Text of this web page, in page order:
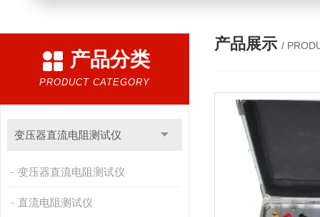
产品展示 /
产品分类
PRODUCT CATEGORY
变压器直流电阻测试仪
变压器直流电阻测试仪
直流电阻测试仪